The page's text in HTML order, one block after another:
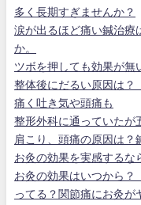
多く長期すぎませんか？
涙が出るほど痛い鍼治療
か。
ツボを押しても効果が無
整体後にだるい原因は？
痛く吐き気や頭痛も
整形外科に通っていたが
肩こり、頭痛の原因は？
お灸の効果を実感する
お灸の効果はいつから？
ってる？関節痛にお灸が